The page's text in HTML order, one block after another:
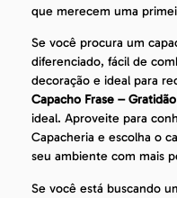
que merecem uma
Se você procura um
diferenciado, fácil de
decoração e ideal para
Capacho Frase –
ideal. Aproveite para
Capacheria e escolha o
seu ambiente com mais
Se você está buscando